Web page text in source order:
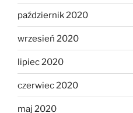
październik 2020
wrzesień 2020
lipiec 2020
czerwiec 2020
maj 2020